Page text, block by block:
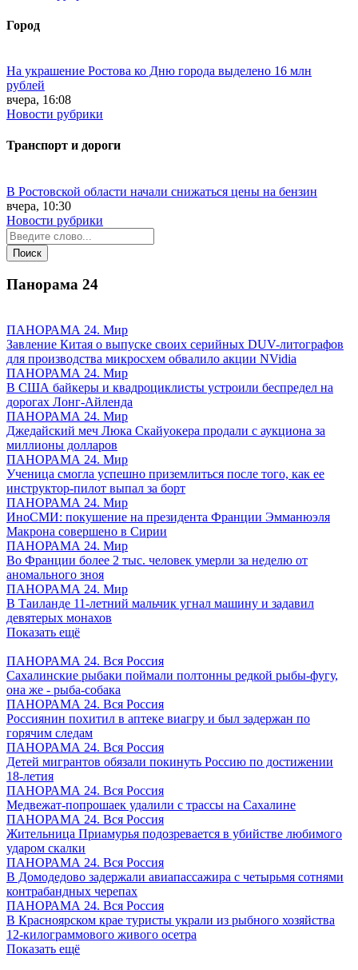
Город
На украшение Ростова ко Дню города выделено 16 млн
рублей
вчера, 16:08
Новости рубрики
Транспорт и дороги
В Ростовской области начали снижаться цены на бензин
вчера, 10:30
Новости рубрики
Панорама 24
ПАНОРАМА 24. Мир
Завление Китая о выпуске своих серийных DUV-литографов
для производства микросхем обвалило акции NVidia
ПАНОРАМА 24. Мир
В США байкеры и квадроциклисты устроили беспредел на
дорогах Лонг-Айленда
ПАНОРАМА 24. Мир
Джедайский меч Люка Скайуокера продали с аукциона за
миллионы долларов
ПАНОРАМА 24. Мир
Ученица смогла успешно приземлиться после того, как ее
инструктор-пилот выпал за борт
ПАНОРАМА 24. Мир
ИноСМИ: покушение на президента Франции Эмманюэля
Макрона совершено в Сирии
ПАНОРАМА 24. Мир
Во Франции более 2 тыс. человек умерли за неделю от
аномального зноя
ПАНОРАМА 24. Мир
В Таиланде 11-летний мальчик угнал машину и задавил
девятерых монахов
Показать ещё
ПАНОРАМА 24. Вся Россия
Сахалинские рыбаки поймали полтонны редкой рыбы-фугу,
она же - рыба-собака
ПАНОРАМА 24. Вся Россия
Россиянин похитил в аптеке виагру и был задержан по
горячим следам
ПАНОРАМА 24. Вся Россия
Детей мигрантов обязали покинуть Россию по достижении
18-летия
ПАНОРАМА 24. Вся Россия
Медвежат-попрошаек удалили с трассы на Сахалине
ПАНОРАМА 24. Вся Россия
Жительница Приамурья подозревается в убийстве любимого
ударом скалки
ПАНОРАМА 24. Вся Россия
В Домодедово задержали авиапассажира с четырьмя сотнями
контрабандных черепах
ПАНОРАМА 24. Вся Россия
В Красноярском крае туристы украли из рыбного хозяйства
12-килограммового живого осетра
Показать ещё